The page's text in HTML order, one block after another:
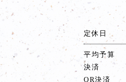
定休日
平均予算
決済
QR決済